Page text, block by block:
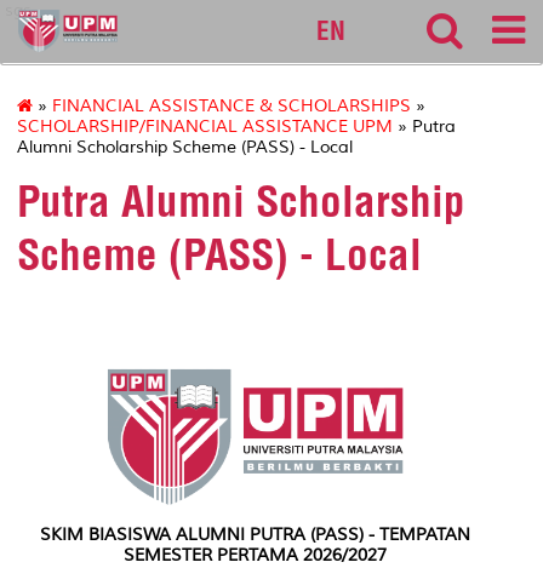
sgs
EN
» FINANCIAL ASSISTANCE & SCHOLARSHIPS »
SCHOLARSHIP/FINANCIAL ASSISTANCE UPM » Putra
Alumni Scholarship Scheme (PASS) - Local
Putra Alumni Scholarship
Scheme (PASS) - Local
SKIM BIASISWA ALUMNI PUTRA (PASS) - TEMPATAN
SEMESTER PERTAMA 2026/2027